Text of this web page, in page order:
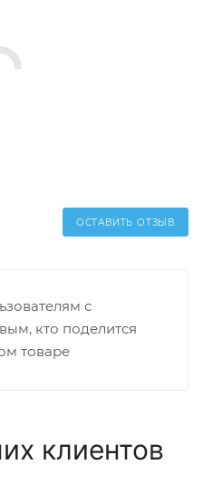
ОСТАВИТЬ ОТЗЫВ
с
кто поделится
товаре
клиентов